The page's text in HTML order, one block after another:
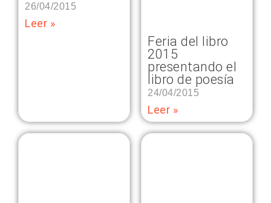
26/04/2015
Leer »
Feria del libro
2015
presentando el
libro de poesía
24/04/2015
Leer »